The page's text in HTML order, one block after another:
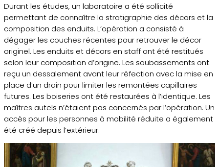
Durant les études, un laboratoire a été sollicité
permettant de connaître la stratigraphie des décors et la
composition des enduits. L’opération a consisté à
dégager les couches récentes pour retrouver le décor
originel. Les enduits et décors en staff ont été restitués
selon leur composition d’origine. Les soubassements ont
reçu un dessalement avant leur réfection avec la mise en
place d’un drain pour limiter les remontées capillaires
futures. Les boiseries ont été restaurées à l’identique. Les
maîtres autels n’étaient pas concernés par l’opération. Un
accès pour les personnes à mobilité réduite a également
été créé depuis l’extérieur.